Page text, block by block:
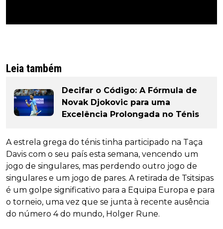
Leia também
Decifar o Código: A Fórmula de
Novak Djokovic para uma
Excelência Prolongada no Ténis
A estrela grega do ténis tinha participado na Taça
Davis com o seu país esta semana, vencendo um
jogo de singulares, mas perdendo outro jogo de
singulares e um jogo de pares. A retirada de Tsitsipas
é um golpe significativo para a Equipa Europa e para
o torneio, uma vez que se junta à recente ausência
do número 4 do mundo, Holger Rune.